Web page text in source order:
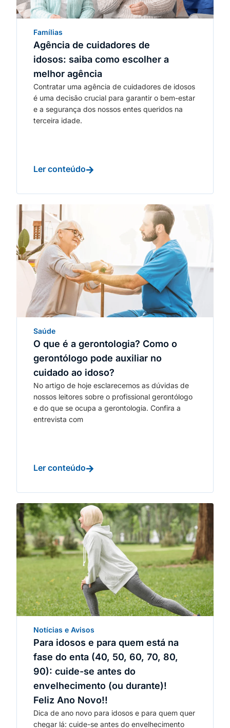
Famílias
Agência de cuidadores de
idosos: saiba como escolher a
melhor agência
Contratar uma agência de cuidadores de idosos
é uma decisão crucial para garantir o bem-estar
e a segurança dos nossos entes queridos na
terceira idade.
Ler conteúdo
Saúde
O que é a gerontologia? Como o
gerontólogo pode auxiliar no
cuidado ao idoso?
No artigo de hoje esclarecemos as dúvidas de
nossos leitores sobre o profissional gerontólogo
e do que se ocupa a gerontologia. Confira a
entrevista com
Ler conteúdo
Notícias e Avisos
Para idosos e para quem está na
fase do enta (40, 50, 60, 70, 80,
90): cuide-se antes do
envelhecimento (ou durante)!
Feliz Ano Novo!!
Dica de ano novo para idosos e para quem quer
chegar lá: cuide-se antes do envelhecimento